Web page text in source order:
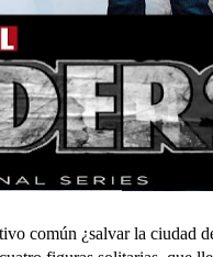
común ¿salvar la ciudad